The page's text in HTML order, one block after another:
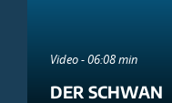
Video - 06:08 min
DER SCHWAN